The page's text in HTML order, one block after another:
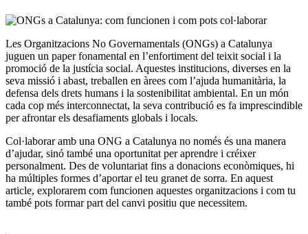
Les Organitzacions No Governamentals⁢ (ONGs) a Catalunya
juguen⁣ un paper fonamental en l’enfortiment del teixit social i la
promoció de la ‍justícia social.​ Aquestes institucions, diverses en la
seva missió i abast, treballen en àrees com l’ajuda humanitària, la
defensa dels drets humans i la​ sostenibilitat ⁤ambiental. En un món
cada cop més interconnectat, la seva contribució es ⁤fa imprescindible
per afrontar els desafiaments globals i⁤ locals.
Col·laborar amb una ONG a Catalunya no‌ només és una manera
d’ajudar,​ sinó també​ una oportunitat per aprendre i créixer
‌personalment. Des de voluntariat fins⁤ a⁤ donacions econòmiques, hi‍
ha múltiples formes d’aportar el teu granet de ​sorra. En aquest
article, explorarem com funcionen aquestes organitzacions i com tu
també pots ⁤formar part del ‌canvi positiu que necessitem.